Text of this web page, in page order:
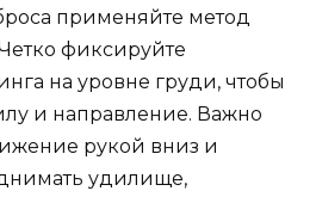
применяйте метод
фиксируйте
на уровне груди, чтобы
и направление. Важно
рукой вниз и
удилище,